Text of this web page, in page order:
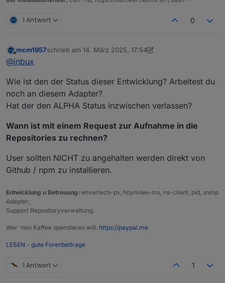
1 Antwort 0
Offline
mcm1957schrieb am 14. März 2025, 17:54
zuletzt editiert von mcm1957
@inbux
Wie ist den der Status dieser Entwicklung? Arbeitest du
noch an diesem Adapter?
Hat der den ALPHA Status inzwischen verlassen?
Wann ist mit einem Request zur Aufnahme in die
Repositories zu rechnen?
User sollten NICHT zu angehalten werden direkt von
Github / npm zu installieren.
Entwicklung u Betreuung: envertech-pv, hoymiles-ms, ns-client, pid, snmp
Adapter;
Support Repositoryverwaltung.
Wer 'nen Kaffee spendieren will: https://paypal.me
LESEN - gute Forenbeitrage
1 Antwort 1